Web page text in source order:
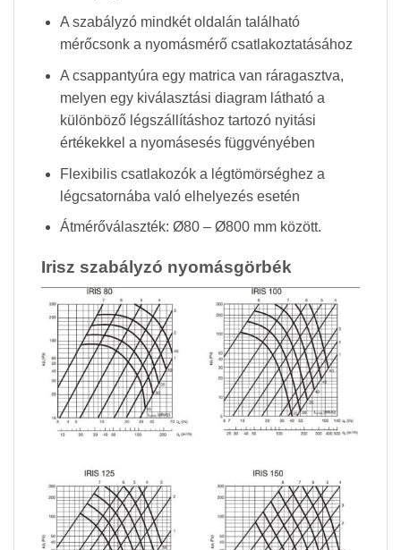
A szabályzó mindkét oldalán található
mérőcsonk a nyomásmérő csatlakoztatásához
A csappantyúra egy matrica van ráragasztva,
melyen egy kiválasztási diagram látható a
különböző légszállításhoz tartozó nyitási
értékekkel a nyomásesés függvényében
Flexibilis csatlakozók a légtömörséghez a
légcsatornába való elhelyezés esetén
Átmérőválaszték: Ø80 – Ø800 mm között.
Irisz szabályzó nyomásgörbék